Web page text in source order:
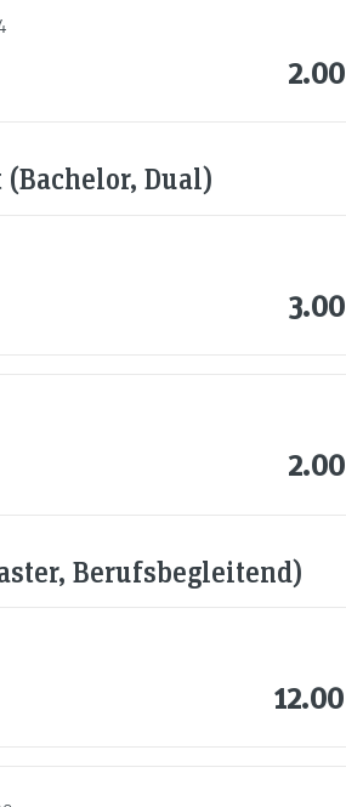
2.00
Dual)
3.00
2.00
Berufsbegleitend)
12.00